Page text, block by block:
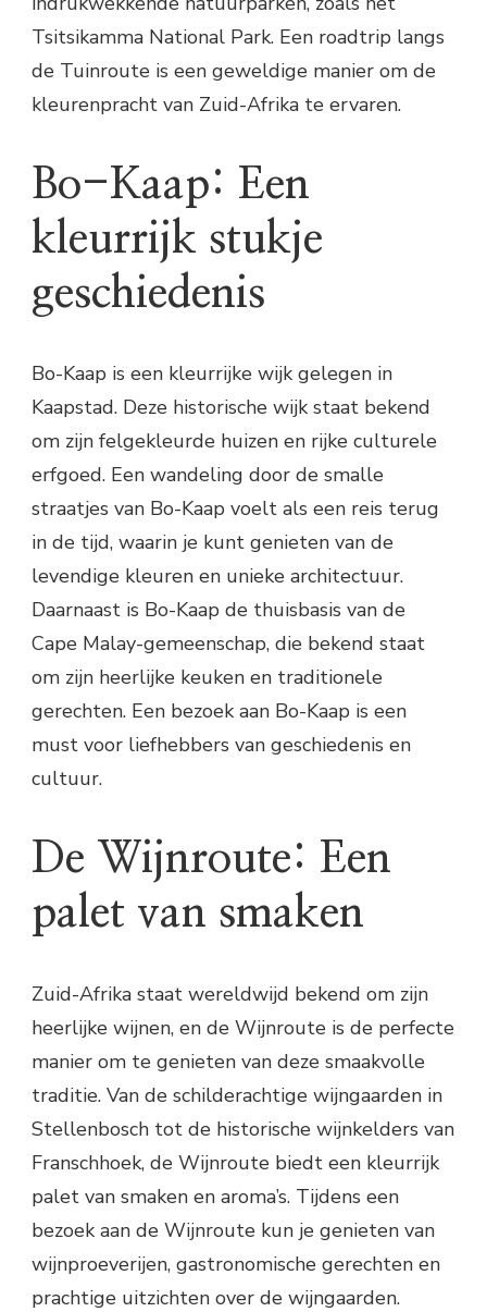
Tsitsikamma National Park. Een roadtrip langs
de Tuinroute is een geweldige manier om de
kleurenpracht van Zuid-Afrika te ervaren.
Bo-Kaap: Een
kleurrijk stukje
geschiedenis
Bo-Kaap is een kleurrijke wijk gelegen in
Kaapstad. Deze historische wijk staat bekend
om zijn felgekleurde huizen en rijke culturele
erfgoed. Een wandeling door de smalle
straatjes van Bo-Kaap voelt als een reis terug
in de tijd, waarin je kunt genieten van de
levendige kleuren en unieke architectuur.
Daarnaast is Bo-Kaap de thuisbasis van de
Cape Malay-gemeenschap, die bekend staat
om zijn heerlijke keuken en traditionele
gerechten. Een bezoek aan Bo-Kaap is een
must voor liefhebbers van geschiedenis en
cultuur.
De Wijnroute: Een
palet van smaken
Zuid-Afrika staat wereldwijd bekend om zijn
heerlijke wijnen, en de Wijnroute is de perfecte
manier om te genieten van deze smaakvolle
traditie. Van de schilderachtige wijngaarden in
Stellenbosch tot de historische wijnkelders van
Franschhoek, de Wijnroute biedt een kleurrijk
palet van smaken en aroma’s. Tijdens een
bezoek aan de Wijnroute kun je genieten van
wijnproeverijen, gastronomische gerechten en
prachtige uitzichten over de wijngaarden.